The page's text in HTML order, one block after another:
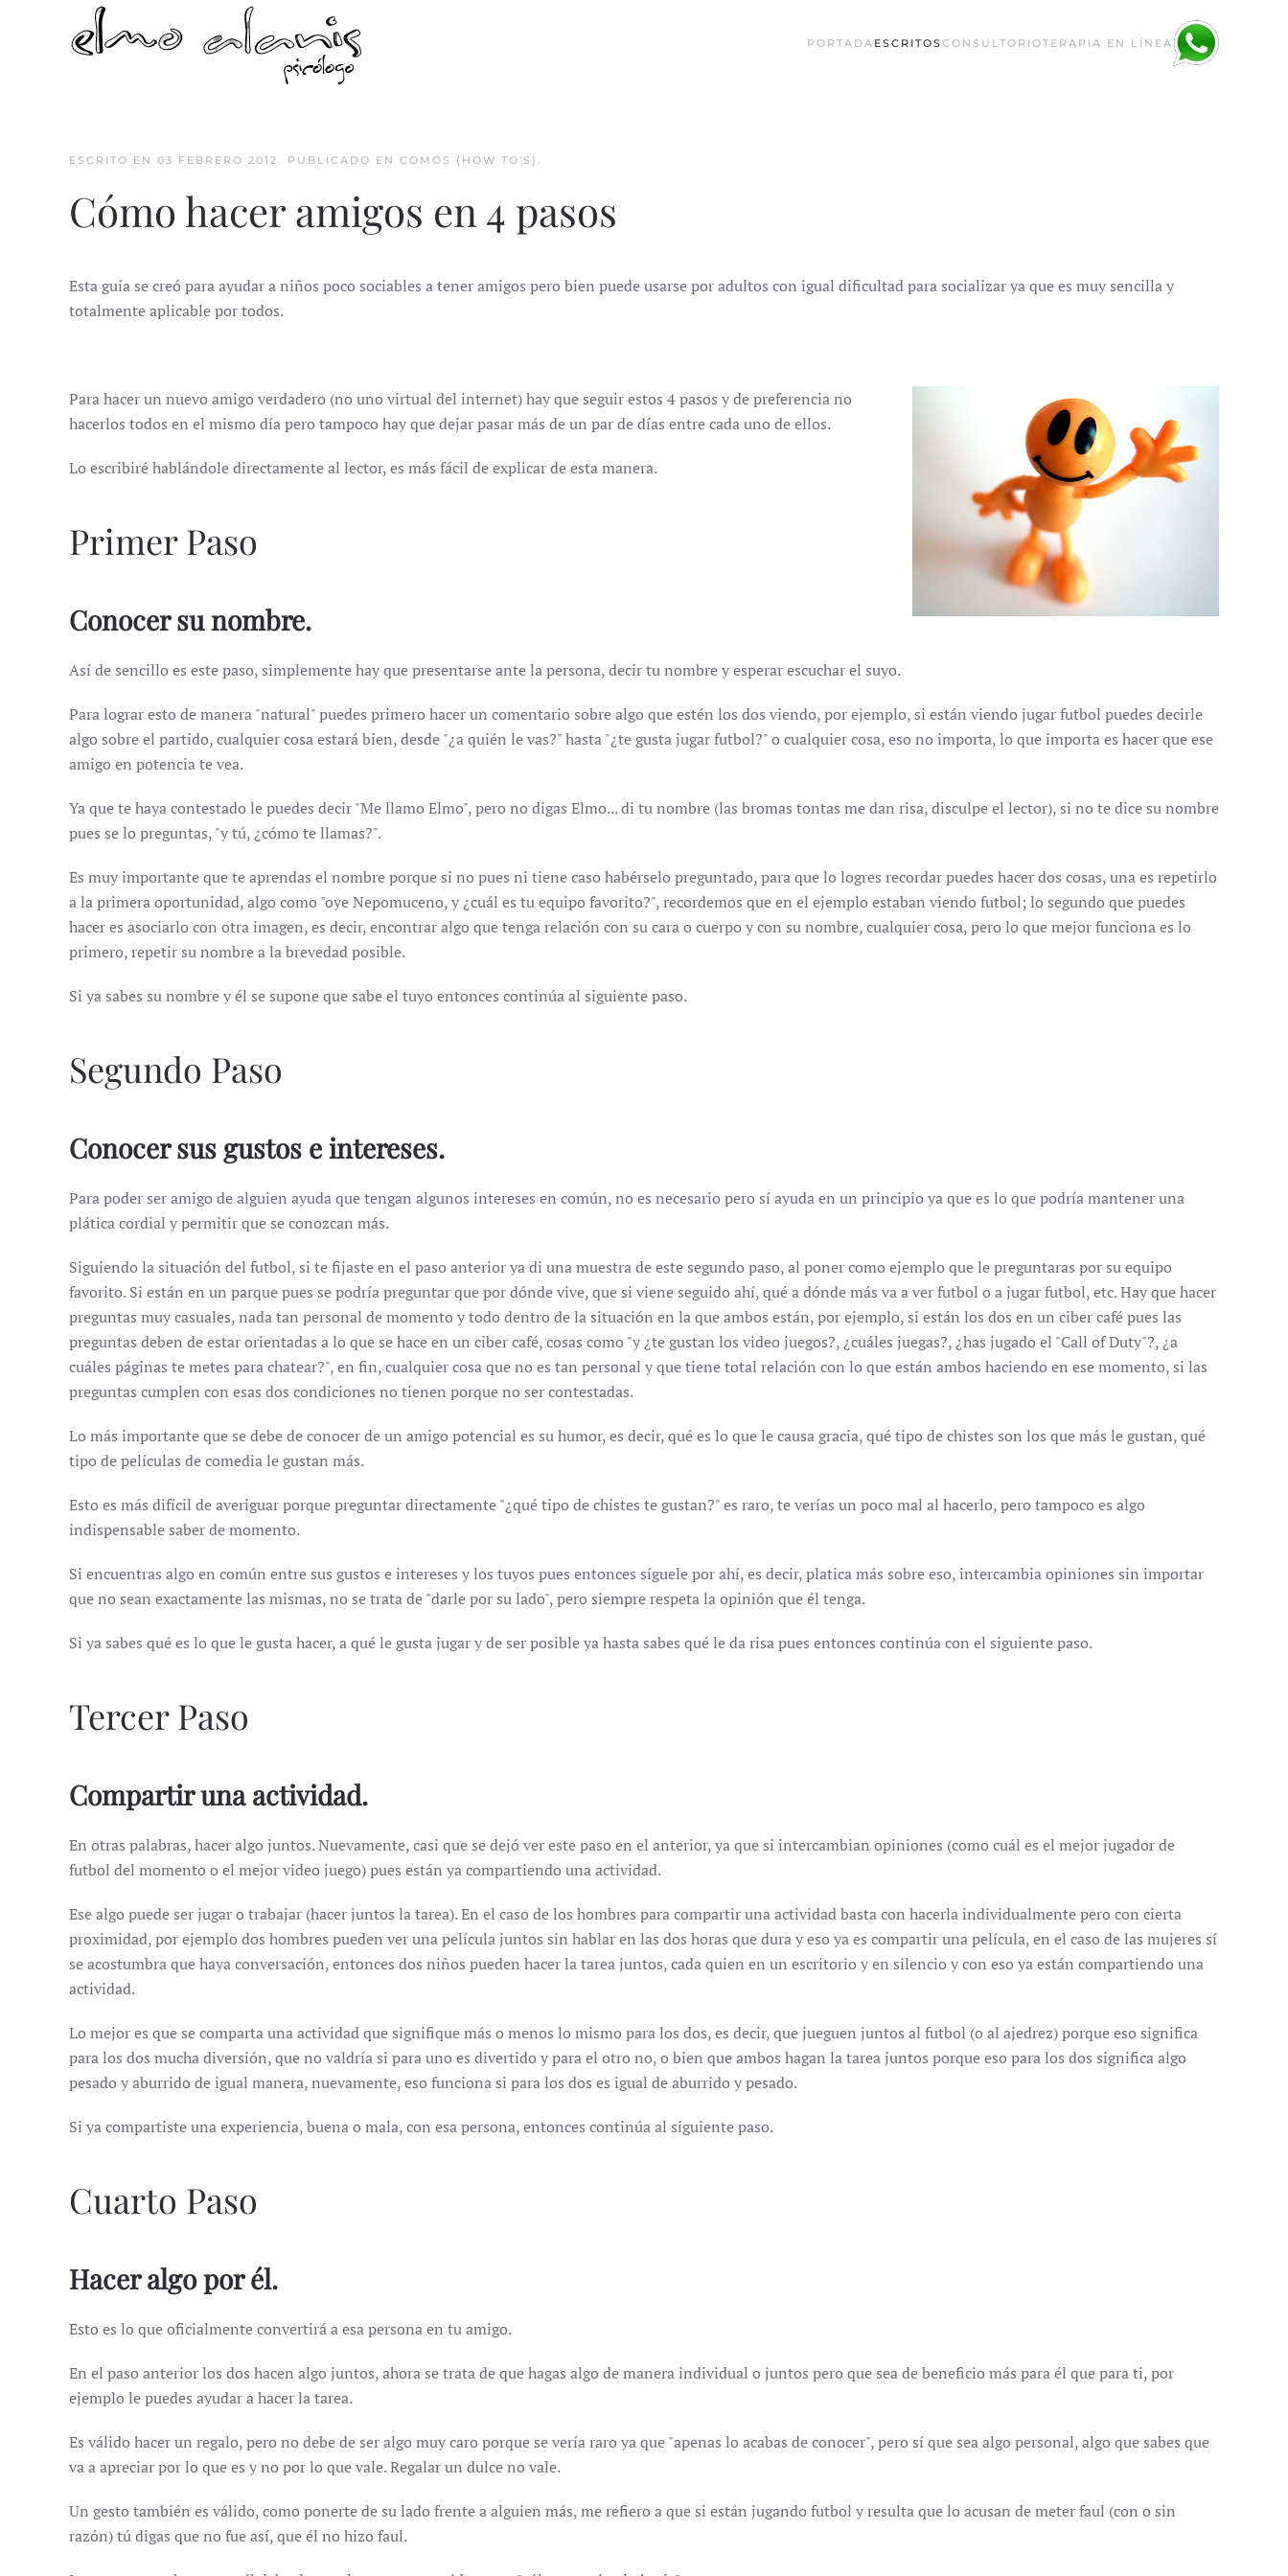
Skip to main content PORTADA ESCRITOSCONSULTORIOTERAPIA EN LÍNEA
ESCRITO EN 03 FEBRERO 2012. PUBLICADO EN COMOS (HOW TO'S) .
Cómo hacer amigos en 4 pasos
Esta guía se creó para ayudar a niños poco sociables a tener amigos pero bien puede usarse por adultos con igual dificultad para socializar ya que es muy sencilla y
totalmente aplicable por todos.
Para hacer un nuevo amigo verdadero (no uno virtual del internet) hay que seguir estos 4 pasos y de preferencia no
hacerlos todos en el mismo día pero tampoco hay que dejar pasar más de un par de días entre cada uno de ellos.
Lo escribiré hablándole directamente al lector, es más fácil de explicar de esta manera.
Primer Paso
Conocer su nombre.
Así de sencillo es este paso, simplemente hay que presentarse ante la persona, decir tu nombre y esperar escuchar el suyo.
Para lograr esto de manera "natural" puedes primero hacer un comentario sobre algo que estén los dos viendo, por ejemplo, si están viendo jugar futbol puedes decirle
algo sobre el partido, cualquier cosa estará bien, desde "¿a quién le vas?" hasta "¿te gusta jugar futbol?" o cualquier cosa, eso no importa, lo que importa es hacer que ese
amigo en potencia te vea.
Ya que te haya contestado le puedes decir "Me llamo Elmo", pero no digas Elmo... di tu nombre (las bromas tontas me dan risa, disculpe el lector), si no te dice su nombre
pues se lo preguntas, "y tú, ¿cómo te llamas?".
Es muy importante que te aprendas el nombre porque si no pues ni tiene caso habérselo preguntado, para que lo logres recordar puedes hacer dos cosas, una es repetirlo
a la primera oportunidad, algo como "oye Nepomuceno, y ¿cuál es tu equipo favorito?", recordemos que en el ejemplo estaban viendo futbol; lo segundo que puedes
hacer es asociarlo con otra imagen, es decir, encontrar algo que tenga relación con su cara o cuerpo y con su nombre, cualquier cosa, pero lo que mejor funciona es lo
primero, repetir su nombre a la brevedad posible.
Si ya sabes su nombre y él se supone que sabe el tuyo entonces continúa al siguiente paso.
Segundo Paso
Conocer sus gustos e intereses.
Para poder ser amigo de alguien ayuda que tengan algunos intereses en común, no es necesario pero sí ayuda en un principio ya que es lo que podría mantener una
plática cordial y permitir que se conozcan más.
Siguiendo la situación del futbol, si te fijaste en el paso anterior ya di una muestra de este segundo paso, al poner como ejemplo que le preguntaras por su equipo
favorito. Si están en un parque pues se podría preguntar que por dónde vive, que si viene seguido ahí, qué a dónde más va a ver futbol o a jugar futbol, etc. Hay que hacer
preguntas muy casuales, nada tan personal de momento y todo dentro de la situación en la que ambos están, por ejemplo, si están los dos en un ciber café pues las
preguntas deben de estar orientadas a lo que se hace en un ciber café, cosas como "y ¿te gustan los video juegos?, ¿cuáles juegas?, ¿has jugado el "Call of Duty"?, ¿a
cuáles páginas te metes para chatear?", en fin, cualquier cosa que no es tan personal y que tiene total relación con lo que están ambos haciendo en ese momento, si las
preguntas cumplen con esas dos condiciones no tienen porque no ser contestadas.
Lo más importante que se debe de conocer de un amigo potencial es su humor, es decir, qué es lo que le causa gracia, qué tipo de chistes son los que más le gustan, qué
tipo de películas de comedia le gustan más.
Esto es más difícil de averiguar porque preguntar directamente "¿qué tipo de chistes te gustan?" es raro, te verías un poco mal al hacerlo, pero tampoco es algo
indispensable saber de momento.
Si encuentras algo en común entre sus gustos e intereses y los tuyos pues entonces síguele por ahí, es decir, platica más sobre eso, intercambia opiniones sin importar
que no sean exactamente las mismas, no se trata de "darle por su lado", pero siempre respeta la opinión que él tenga.
Si ya sabes qué es lo que le gusta hacer, a qué le gusta jugar y de ser posible ya hasta sabes qué le da risa pues entonces continúa con el siguiente paso.
Tercer Paso
Compartir una actividad.
En otras palabras, hacer algo juntos. Nuevamente, casi que se dejó ver este paso en el anterior, ya que si intercambian opiniones (como cuál es el mejor jugador de
futbol del momento o el mejor video juego) pues están ya compartiendo una actividad.
Ese algo puede ser jugar o trabajar (hacer juntos la tarea). En el caso de los hombres para compartir una actividad basta con hacerla individualmente pero con cierta
proximidad, por ejemplo dos hombres pueden ver una película juntos sin hablar en las dos horas que dura y eso ya es compartir una película, en el caso de las mujeres sí
se acostumbra que haya conversación, entonces dos niños pueden hacer la tarea juntos, cada quien en un escritorio y en silencio y con eso ya están compartiendo una
actividad.
Lo mejor es que se comparta una actividad que signifique más o menos lo mismo para los dos, es decir, que jueguen juntos al futbol (o al ajedrez) porque eso significa
para los dos mucha diversión, que no valdría si para uno es divertido y para el otro no, o bien que ambos hagan la tarea juntos porque eso para los dos significa algo
pesado y aburrido de igual manera, nuevamente, eso funciona si para los dos es igual de aburrido y pesado.
Si ya compartiste una experiencia, buena o mala, con esa persona, entonces continúa al siguiente paso.
Cuarto Paso
Hacer algo por él.
Esto es lo que oficialmente convertirá a esa persona en tu amigo.
En el paso anterior los dos hacen algo juntos, ahora se trata de que hagas algo de manera individual o juntos pero que sea de beneficio más para él que para ti, por
ejemplo le puedes ayudar a hacer la tarea.
Es válido hacer un regalo, pero no debe de ser algo muy caro porque se vería raro ya que "apenas lo acabas de conocer", pero sí que sea algo personal, algo que sabes que
va a apreciar por lo que es y no por lo que vale. Regalar un dulce no vale.
Un gesto también es válido, como ponerte de su lado frente a alguien más, me refiero a que si están jugando futbol y resulta que lo acusan de meter faul (con o sin
razón) tú digas que no fue así, que él no hizo faul.